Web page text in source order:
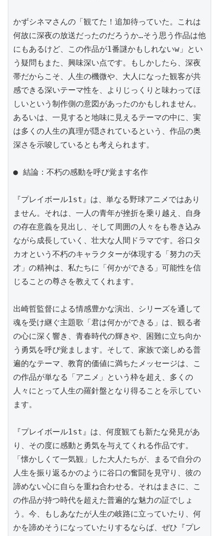
かずシネマさんの「観てた！追加待っていた。これは
何故に深夜の放送だったのだろうか…そう思う作品は他
にもあるけど、この作品が1番謎かもしれないw」とい
う疑問もまた、興味深い点です。もしかしたら、深夜
帯だからこそ、人生の機微や、大人になった観客が共
感できる深いテーマ性を、よりじっくりと味わってほ
しいという制作側の意図があったのかもしれません。
あるいは、一見すると地味に見えるテーマの中に、実
は多くの人生の真理が隠されているという、作品の奥
深さを示唆しているとも考えられます。
● 結論：不朽の感動を呼び覚ます名作
『プレイボール1st』は、単なる野球アニメではあり
ません。それは、一人の青年が挫折を乗り越え、自身
の存在意義を見出し、そして周囲の人々をも巻き込み
ながら成長していく、壮大な人間ドラマです。谷口タ
カオという不朽のキャラクターが体現する「努力の天
才」の精神は、私たちに「何かができる」可能性を信
じることの尊さを教えてくれます。
出崎哲監督による情感豊かな演出、シリーズを通して
魂を受け継ぐ主題歌「君は何かができる」は、観る者
の心に深く響き、青春時代の輝きや、困難に立ち向か
う勇気を呼び覚まします。そして、家族で楽しめる普
遍的なテーマ、教育的価値に満ちたメッセージは、こ
の作品が単なる「アニメ」という枠を超え、多くの
人々にとって人生の羅針盤となり得ることを示してい
ます。
『プレイボール1st』は、何度観ても新たな発見があ
り、その度に感動と勇気を与えてくれる作品です。
「懐かしくて一気観」した大人たちが、まるで自分の
人生を振り返るかのように谷口の奮闘を見守り、彼の
諦めない心に自らを重ね合わせる。それはまさに、こ
の作品が持つ時代を超えた普遍的な魅力の証でしょ
う。今、もしあなたが人生の岐路に立っていたり、何
かを諦めそうになっていたりするならば、ぜひ『プレ